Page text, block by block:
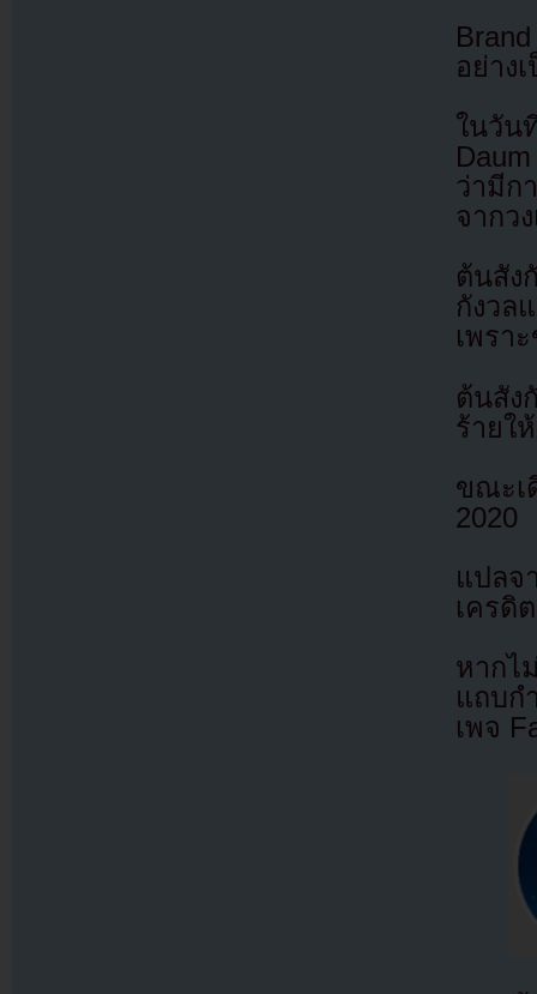
อย่าง
ในวั
ว่ามีก
จากว
ต้นสัง
กังวล
เพรา
ต้นสัง
ร้ายใ
ขณะเ
2020
แปล
เครดิ
หากไ
แถบก
เพจ